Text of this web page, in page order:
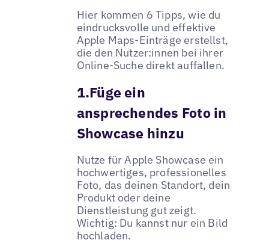
Hier kommen 6 Tipps, wie du
eindrucksvolle und effektive
Apple Maps-Einträge erstellst,
die den Nutzer:innen bei ihrer
Online-Suche direkt auffallen.
1.Füge ein
ansprechendes Foto in
Showcase hinzu
Nutze für Apple Showcase ein
hochwertiges, professionelles
Foto, das deinen Standort, dein
Produkt oder deine
Dienstleistung gut zeigt.
Wichtig: Du kannst nur ein Bild
hochladen.